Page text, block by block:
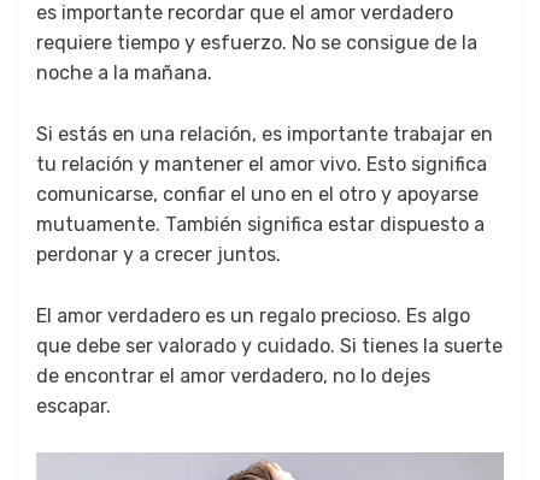
es importante recordar que el amor verdadero
requiere tiempo y esfuerzo. No se consigue de la
noche a la mañana.
Si estás en una relación, es importante trabajar en
tu relación y mantener el amor vivo. Esto significa
comunicarse, confiar el uno en el otro y apoyarse
mutuamente. También significa estar dispuesto a
perdonar y a crecer juntos.
El amor verdadero es un regalo precioso. Es algo
que debe ser valorado y cuidado. Si tienes la suerte
de encontrar el amor verdadero, no lo dejes
escapar.